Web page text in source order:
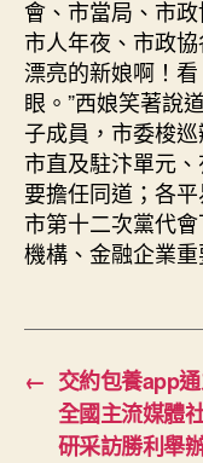
會、市當局、市
市人年夜、市政
漂亮的新娘啊！
眼。”西娘笑著說
子成員，市委梭
市直及駐汴單元
要擔任同道；各
市第十二次黨代會
機構、金融企業
← 交約包養app
全國主流媒體
研采訪勝利舉